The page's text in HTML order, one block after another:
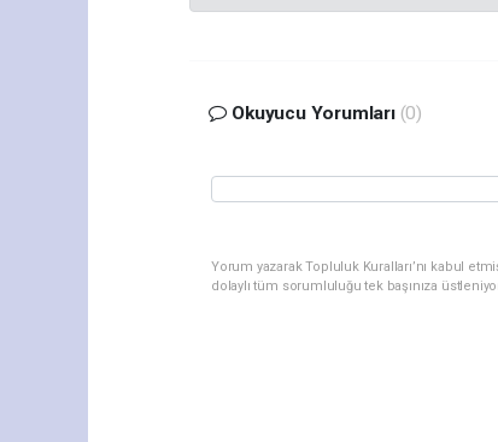
Okuyucu Yorumları (0)
Yorum yazarak Topluluk Kuralları’nı kabul
dolaylı tüm sorumluluğu tek başınıza